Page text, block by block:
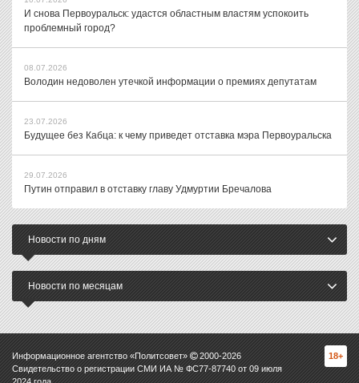
И снова Первоуральск: удастся областным властям успокоить
проблемный город?
08.07.2026
Володин недоволен утечкой информации о премиях депутатам
23.07.2026
Будущее без Кабца: к чему приведет отставка мэра Первоуральска
29.07.2026
Путин отправил в отставку главу Удмуртии Бречалова
Новости по дням
Новости по месяцам
Информационное агентство «Политсовет» 2000-2026
Свидетельство о регистрации СМИ ИА № ФС77-87740 от 09 июля
18+